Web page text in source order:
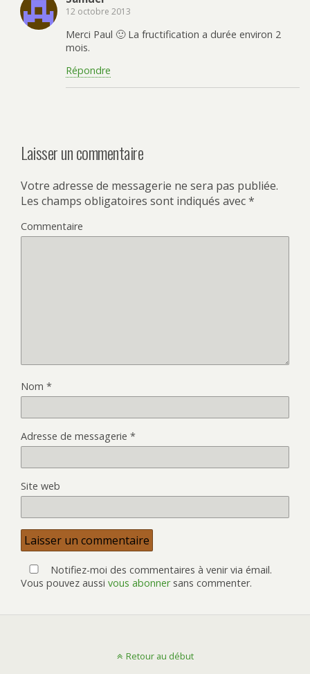
12 octobre 2013
Merci Paul 🙂 La fructification a durée environ 2
mois.
Répondre
Laisser un commentaire
Votre adresse de messagerie ne sera pas publiée.
Les champs obligatoires sont indiqués avec*
Commentaire
Nom *
Adresse de messagerie *
Site web
Notifiez-moi des commentaires à venir via émail.
Vous pouvez aussi vous abonnersans commenter.
Retour au début